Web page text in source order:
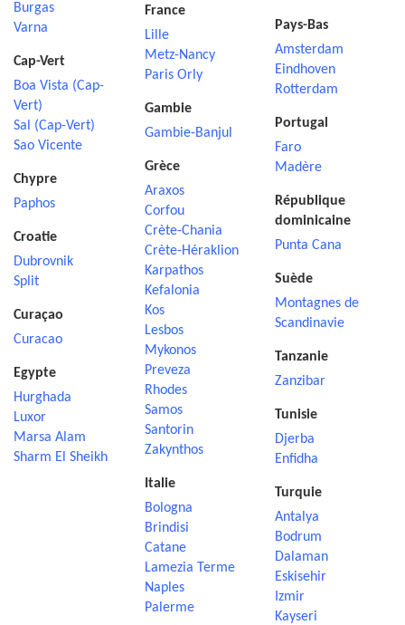
Burgas
Varna
Cap-Vert
Boa Vista (Cap-
Vert)
Sal (Cap-Vert)
Sao Vicente
Chypre
Paphos
Croatie
Dubrovnik
Split
Curaçao
Curacao
Egypte
Hurghada
Luxor
Marsa Alam
Sharm El Sheikh
France
Lille
Metz-Nancy
Paris Orly
Gambie
Gambie-Banjul
Grèce
Araxos
Corfou
Crète-Chania
Crète-Héraklion
Karpathos
Kefalonia
Kos
Lesbos
Mykonos
Preveza
Rhodes
Samos
Santorin
Zakynthos
Italie
Bologna
Brindisi
Catane
Lamezia Terme
Naples
Palerme
Pays-Bas
Amsterdam
Eindhoven
Rotterdam
Portugal
Faro
Madère
République
dominicaine
Punta Cana
Suède
Montagnes de
Scandinavie
Tanzanie
Zanzibar
Tunisie
Djerba
Enfidha
Turquie
Antalya
Bodrum
Dalaman
Eskisehir
Izmir
Kayseri